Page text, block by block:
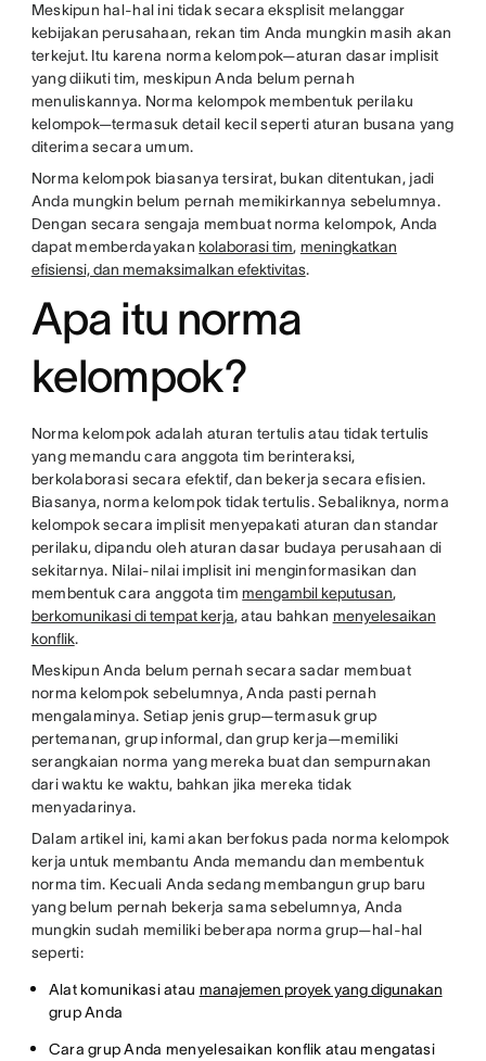
Meskipun hal-hal ini tidak secara eksplisit melanggar
kebijakan perusahaan, rekan tim Anda mungkin masih akan
terkejut. Itu karena norma kelompok—aturan dasar implisit
yang diikuti tim, meskipun Anda belum pernah
menuliskannya. Norma kelompok membentuk perilaku
kelompok—termasuk detail kecil seperti aturan busana yang
diterima secara umum.
Norma kelompok biasanya tersirat, bukan ditentukan, jadi
Anda mungkin belum pernah memikirkannya sebelumnya.
Dengan secara sengaja membuat norma kelompok, Anda
dapat memberdayakan kolaborasi tim, meningkatkan
efisiensi, dan memaksimalkan efektivitas.
Apa itu norma
kelompok?
Norma kelompok adalah aturan tertulis atau tidak tertulis
yang memandu cara anggota tim berinteraksi,
berkolaborasi secara efektif, dan bekerja secara efisien.
Biasanya, norma kelompok tidak tertulis. Sebaliknya, norma
kelompok secara implisit menyepakati aturan dan standar
perilaku, dipandu oleh aturan dasar budaya perusahaan di
sekitarnya. Nilai-nilai implisit ini menginformasikan dan
membentuk cara anggota tim mengambil keputusan,
berkomunikasi di tempat kerja, atau bahkan menyelesaikan
konflik.
Meskipun Anda belum pernah secara sadar membuat
norma kelompok sebelumnya, Anda pasti pernah
mengalaminya. Setiap jenis grup—termasuk grup
pertemanan, grup informal, dan grup kerja—memiliki
serangkaian norma yang mereka buat dan sempurnakan
dari waktu ke waktu, bahkan jika mereka tidak
menyadarinya.
Dalam artikel ini, kami akan berfokus pada norma kelompok
kerja untuk membantu Anda memandu dan membentuk
norma tim. Kecuali Anda sedang membangun grup baru
yang belum pernah bekerja sama sebelumnya, Anda
mungkin sudah memiliki beberapa norma grup—hal-hal
seperti:
Alat komunikasi atau manajemen proyek yang digunakan
grup Anda
Cara grup Anda menyelesaikan konflik atau mengatasi